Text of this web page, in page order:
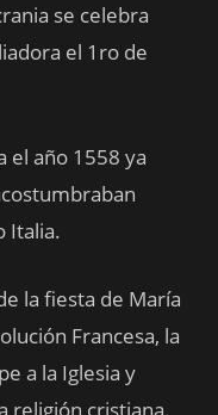
se celebra
el 1ro de
el año 1558 ya
Italia.
la fiesta de María
Francesa, la
a la Iglesia y